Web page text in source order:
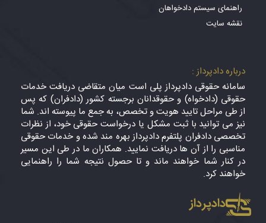
راهنمای سیستم دادخواهان
نقشه سایت
درباره دادپرداز :
سامانه حقوقی دادپرداز پلی است میان متقاضی دریافت خدمات
حقوقی (دادخواه) و حقوقدانان برجسته کشور (دادفران) که پس
از طی مراحل تایید هویت و تخصص، به جمع ما پیوسته اند. شما
نیز می توانید با ثبت مشکل یا درخواست حقوقی خود، از نظرات
تخصصی دادفران پلتفرم دادپرداز بهره مند شده و خدمات حقوقی
مناسبی را از آن ها دریافت نمایید. همکاران ما در طی این مسیر
در کنار شما خواهند ماند و تا حصول نتیجه شما را راهنمایی
خواهند کرد.
دادپرداز